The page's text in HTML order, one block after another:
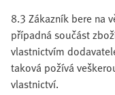
8.3 Zákazník bere na
případná součást
vlastnictvím
taková požívá
vlastnictví.